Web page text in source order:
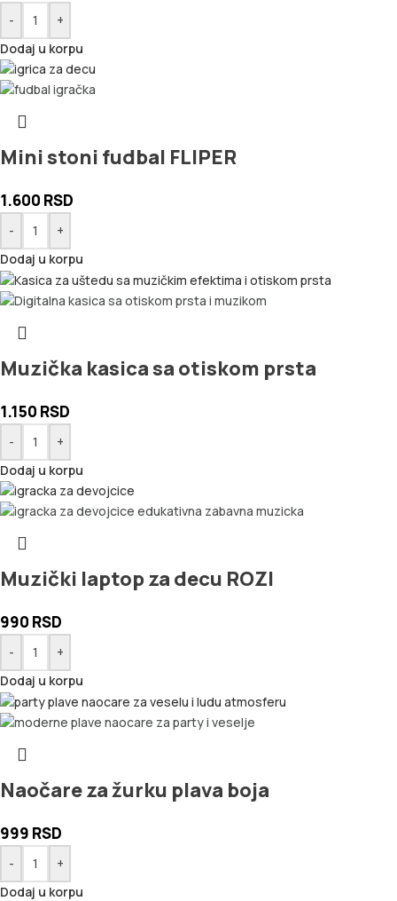
-
+
Dodaj u korpu
Mini stoni fudbal FLIPER
1.600 RSD
-
+
Dodaj u korpu
Muzička kasica sa otiskom prsta
1.150 RSD
-
+
Dodaj u korpu
Muzički laptop za decu ROZI
990 RSD
-
+
Dodaj u korpu
Naočare za žurku plava boja
999 RSD
-
+
Dodaj u korpu